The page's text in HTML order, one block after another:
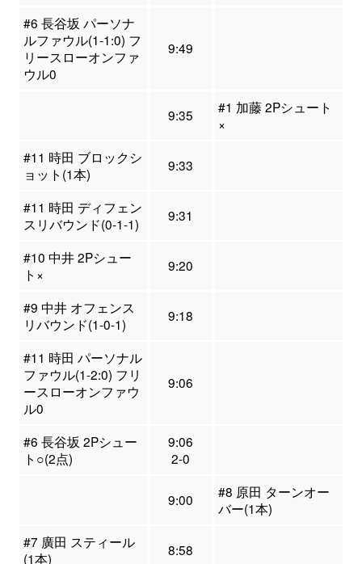
#6 長谷坂 パーソナ
ルファウル(1-1:0) フ
リースローオンファ
ウル0
9:49
9:35
#1 加藤 2Pシュート
×
#11 時田 ブロックシ
ョット(1本)
9:33
#11 時田 ディフェン
スリバウンド(0-1-1)
9:31
#10 中井 2Pシュー
ト×
9:20
#9 中井 オフェンス
リバウンド(1-0-1)
9:18
#11 時田 パーソナル
ファウル(1-2:0) フリ
ースローオンファウ
ル0
9:06
#6 長谷坂 2Pシュー
ト○(2点)
9:06
2-0
9:00
#8 原田 ターンオー
バー(1本)
#7 廣田 スティール
(1本)
8:58